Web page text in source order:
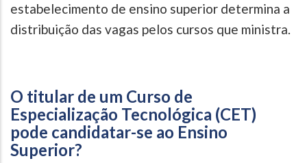
estabelecimento de ensino superior determina a
distribuição das vagas pelos cursos que ministra.
O titular de um Curso de
Especialização Tecnológica (CET)
pode candidatar-se ao Ensino
Superior?